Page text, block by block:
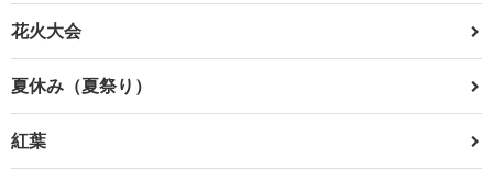
花火大会
夏休み（夏祭り）
紅葉